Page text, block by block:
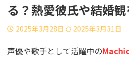
る？熱愛彼氏や結婚
2025年3月28日 2025年3月31日
声優や歌手として活躍中の